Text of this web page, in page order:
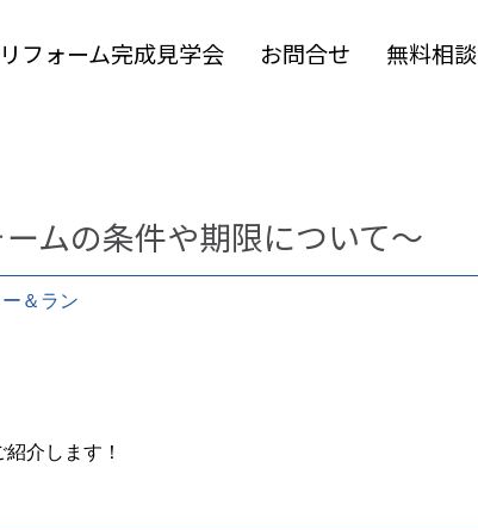
フォーム完成見学会 お問合せ 無料相談
ムの条件や期限について～
＆ラン
介します！